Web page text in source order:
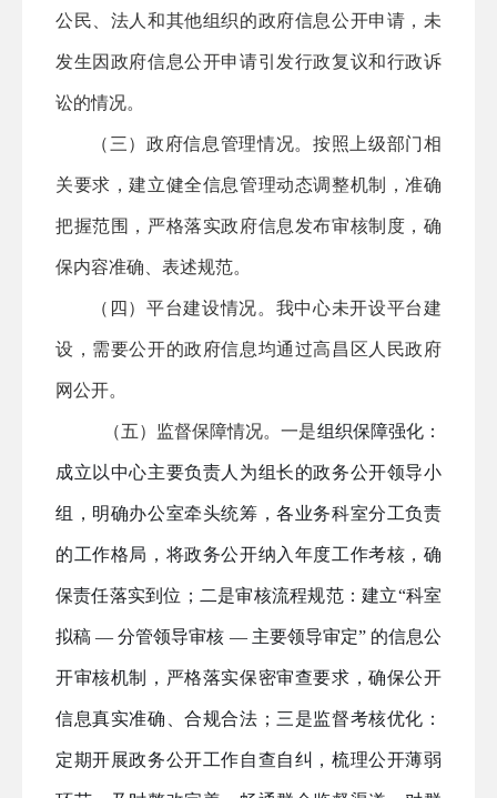
公民、法人和其他组织的政府信息公开申请， 未
发生因政府信息公开申请引发行政复议和行政诉
讼的情况。
（三）政府信息管理情况。按照上级部门相
关要求，建立健全信息管理动态调整机制，准确
把握范围，严格落实政府信息发布审核制度，确
保内容准确、表述规范。
（四）平台建设情况。我中心未开设平台建
设，需要公开的政府信息均通过高昌区人民政府
网公开。
（五）监督保障情况。一是组织保障强化 ：
成立以中心主要负责人为组长的政务公开领导小
组 ， 明确办公室牵头统筹，各业务科室分工负责
的工作格局，将政务公开纳入年度工作考核，确
保责任落实到位 ； 二是审核流程规范：建立“科室
拟稿 — 分管领导审核 — 主要领导审定” 的信息公
开审核机制，严格落实保密审查要求，确保公开
信息真实准确、合规合法 ； 三是监督考核优化：
定期开展政务公开工作自查自纠，梳理公开薄弱